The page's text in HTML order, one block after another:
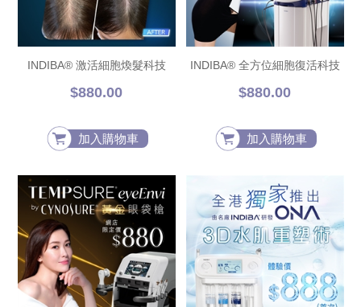
INDIBA® 激活細胞煥髮科技
$880.00
加入購物車
INDIBA® 全方位細胞復活科技
$880.00
加入購物車